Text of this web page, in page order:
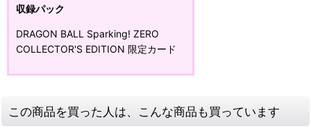
収録パック
DRAGON BALL Sparking! ZERO​
COLLECTOR'S EDITION​ 限定カード
この商品を買った人は、こんな商品も買っています